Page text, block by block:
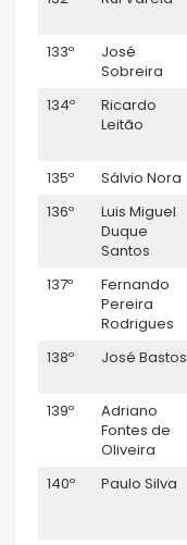
133º
José
Sobreira
134º
Ricardo
Leitão
135º Sálvio Nora
136º
Luis Miguel
Duque
Santos
137º
Fernando
Pereira
Rodrigues
138º José Bastos
139º
Adriano
Fontes de
Oliveira
140º Paulo Silva